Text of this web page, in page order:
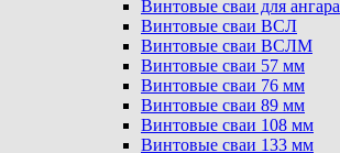
Винтовые сваи для ангара
Винтовые сваи ВСЛ
Винтовые сваи ВСЛМ
Винтовые сваи 57 мм
Винтовые сваи 76 мм
Винтовые сваи 89 мм
Винтовые сваи 108 мм
Винтовые сваи 133 мм